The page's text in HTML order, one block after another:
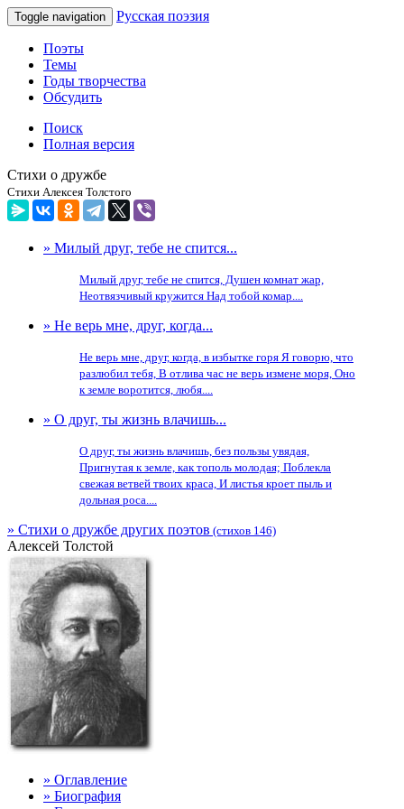
Toggle navigation Русская поэзия
Поэты
Темы
Годы творчества
Обсудить
Поиск
Полная версия
Стихи о дружбе
Стихи Алексея Толстого
» Милый друг, тебе не спится...
Милый друг, тебе не спится, Душен комнат жар,
Неотвязчивый кружится Над тобой комар....
» Не верь мне, друг, когда...
Не верь мне, друг, когда, в избытке горя Я говорю, что
разлюбил тебя, В отлива час не верь измене моря, Оно
к земле воротится, любя....
» О друг, ты жизнь влачишь...
О друг, ты жизнь влачишь, без пользы увядая,
Пригнутая к земле, как тополь молодая; Поблекла
свежая ветвей твоих краса, И листья кроет пыль и
дольная роса....
» Стихи о дружбе других поэтов (стихов 146)
Алексей Толстой
» Оглавление
» Биография